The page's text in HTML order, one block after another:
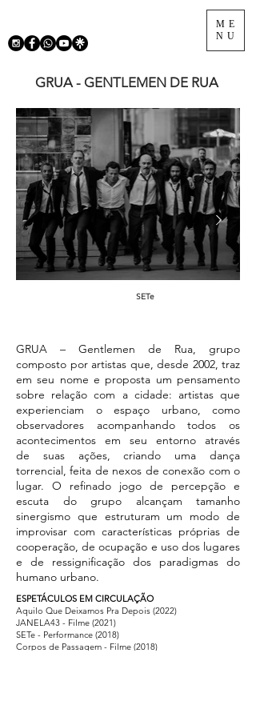
ME
NU
GRUA - GENTLEMEN DE RUA
SETe
GRUA – Gentlemen de Rua, grupo
composto por artistas que, desde 2002, traz
em seu nome e proposta um pensamento
sobre relação com a cidade: artistas que
experienciam o espaço urbano, como
observadores acompanhando todos os
acontecimentos em seu entorno através
de suas ações, criando uma dança
torrencial, feita de nexos de conexão com o
lugar. O refinado jogo de percepção e
escuta do grupo alcançam tamanho
sinergismo que estruturam um modo de
improvisar com características próprias de
cooperação, de ocupação e uso dos lugares
e de ressignificação dos paradigmas do
humano urbano.
ESPETÁCULOS EM CIRCULAÇÃO
Aquilo Que Deixamos Pra Depois (2022)
JANELA43 - Filme (2021)
SETe - Performance (2018)
Corpos de Passagem - Filme (2018)